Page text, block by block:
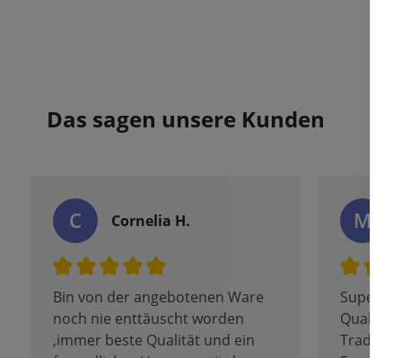
Das sagen unsere Kunden
C Cornelia H.
Bin von der angebotenen Ware
noch nie enttäuscht worden
,immer beste Qualität und ein
M
Super
Qualität